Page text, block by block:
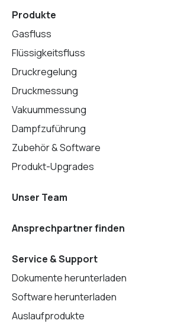
Produkte
Gasfluss
Flüssigkeitsfluss
Druckregelung
Druckmessung
Vakuummessung
Dampfzuführung
Zubehör & Software
Produkt-Upgrades
Unser Team
Ansprechpartner finden
Service & Support
Dokumente herunterladen
Software herunterladen
Auslaufprodukte